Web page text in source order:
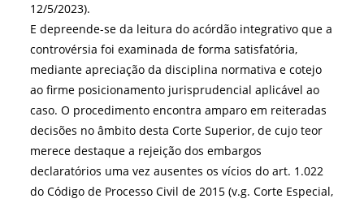
12/5/2023).
E depreende-se da leitura do acórdão integrativo que a
controvérsia foi examinada de forma satisfatória,
mediante apreciação da disciplina normativa e cotejo
ao firme posicionamento jurisprudencial aplicável ao
caso. O procedimento encontra amparo em reiteradas
decisões no âmbito desta Corte Superior, de cujo teor
merece destaque a rejeição dos embargos
declaratórios uma vez ausentes os vícios do art. 1.022
do Código de Processo Civil de 2015 (v.g. Corte Especial,